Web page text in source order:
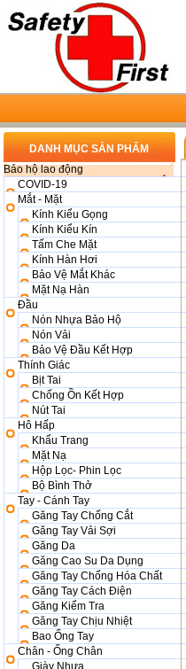
DANH MỤC SẢN PHẨM
Bảo hộ lao động
COVID-19
Mắt - Mặt
Kính Kiểu Gọng
Kính Kiểu Kín
Tấm Che Mặt
Kính Hàn Hơi
Bảo Vệ Mắt Khác
Mặt Nạ Hàn
Đầu
Nón Nhựa Bảo Hộ
Nón Vải
Bảo Vệ Đầu Kết Hợp
Thính Giác
Bịt Tai
Chống Ồn Kết Hợp
Nút Tai
Hô Hấp
Khẩu Trang
Mặt Nạ
Hộp Lọc- Phin Lọc
Bộ Bình Thở
Tay - Cánh Tay
Găng Tay Chống Cắt
Găng Tay Vải Sợi
Găng Da
Găng Cao Su Da Dụng
Găng Tay Chống Hóa Chất
Găng Tay Cách Điện
Găng Kiểm Tra
Găng Tay Chịu Nhiệt
Bao Ống Tay
Chân - Ống Chân
Giày Nhựa